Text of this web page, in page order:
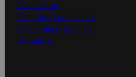
Näin maksat
Näin tilaat ja muokkaat
Kaikki ohjeet ja vinkit
In English